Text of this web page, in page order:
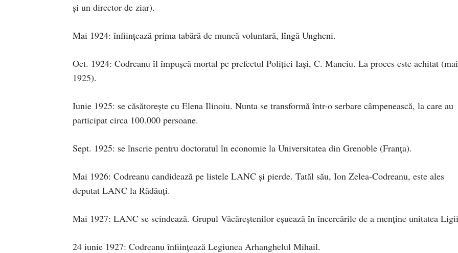
şi un director de ziar).
Mai 1924: înfiinţează prima tabără de muncă voluntară, lîngă Ungheni.
Oct. 1924: Codreanu îl împuşcă mortal pe prefectul Poliţiei Iaşi, C. Manciu. La proces este achitat (mai
1925).
Iunie 1925: se căsătoreşte cu Elena Ilinoiu. Nunta se transformă într-o serbare câmpenească, la care au
participat circa 100.000 persoane.
Sept. 1925: se înscrie pentru doctoratul în economie la Universitatea din Grenoble (Franţa).
Mai 1926: Codreanu candidează pe listele LANC şi pierde. Tatăl său, Ion Zelea-Codreanu, este ales
deputat LANC la Rădăuţi.
Mai 1927: LANC se scindează. Grupul Văcăreştenilor eşuează în încercările de a menţine unitatea
24 iunie 1927: Codreanu înfiinţează Legiunea Arhanghelul Mihail.